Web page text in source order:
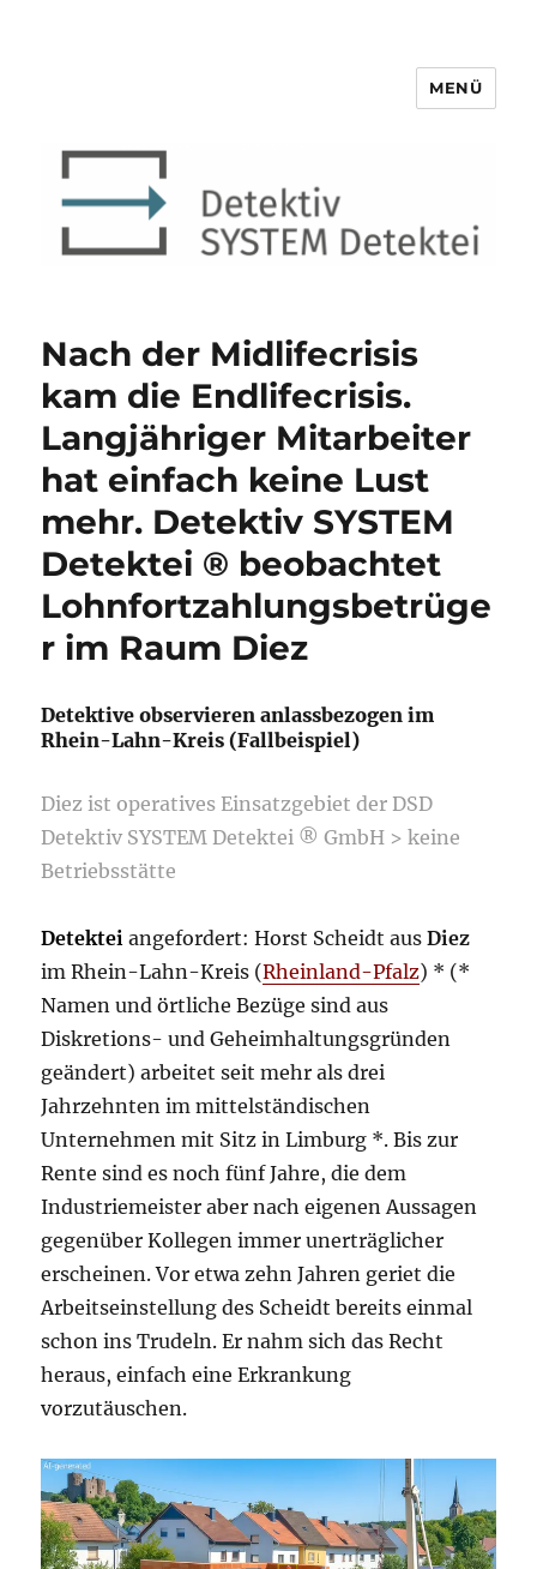
Detektiv SYSTEM Detektei ®
MENÜ
Nach der Midlifecrisis
kam die Endlifecrisis.
Langjähriger Mitarbeiter
hat einfach keine Lust
mehr. Detektiv SYSTEM
Detektei ® beobachtet
Lohnfortzahlungsbetrüge
r im Raum Diez
Detektive observieren anlassbezogen im
Rhein-Lahn-Kreis (Fallbeispiel)
Diez ist operatives Einsatzgebiet der DSD
Detektiv SYSTEM Detektei ® GmbH > keine
Betriebsstätte
Detekteiangefordert: Horst Scheidt ausDiez
im Rhein-Lahn-Kreis (Rheinland-Pfalz) * (*
Namen und örtliche Bezüge sind aus
Diskretions- und Geheimhaltungsgründen
geändert) arbeitet seit mehr als drei
Jahrzehnten im mittelständischen
Unternehmen mit Sitz in Limburg *. Bis zur
Rente sind es noch fünf Jahre, die dem
Industriemeister aber nach eigenen Aussagen
gegenüber Kollegen immer unerträglicher
erscheinen. Vor etwa zehn Jahren geriet die
Arbeitseinstellung des Scheidt bereits einmal
schon ins Trudeln. Er nahm sich das Recht
heraus, einfach eine Erkrankung
vorzutäuschen.